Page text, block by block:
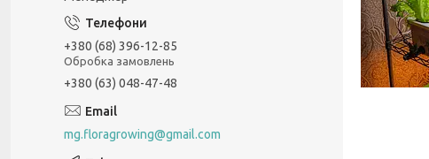
+380 (68) 396-12-85
Обробка замовлень
+380 (63) 048-47-48
mg.floragrowing@gmail.com